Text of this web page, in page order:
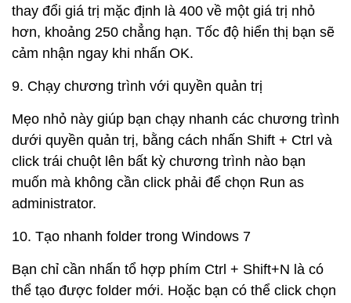
thay đổi giá trị mặc định là 400 về một giá trị nhỏ
hơn, khoảng 250 chẳng hạn. Tốc độ hiển thị bạn sẽ
cảm nhận ngay khi nhấn OK.
9. Chạy chương trình với quyền quản trị
Mẹo nhỏ này giúp bạn chạy nhanh các chương trình
dưới quyền quản trị, bằng cách nhấn Shift + Ctrl và
click trái chuột lên bất kỳ chương trình nào bạn
muốn mà không cần click phải để chọn Run as
administrator.
10. Tạo nhanh folder trong Windows 7
Bạn chỉ cần nhấn tổ hợp phím Ctrl + Shift+N là có
thể tạo được folder mới. Hoặc bạn có thể click chọn